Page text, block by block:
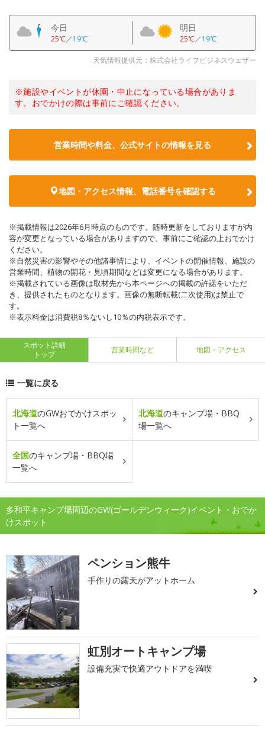
今日
25℃／19℃
明日
25℃／19℃
天気情報提供元：株式会社ライフビジネスウェザー
※施設やイベントが休園・中止になっている場合がありま
す。おでかけの際は事前にご確認ください。
営業時間や料金、公式サイトの情報を見る
地図・アクセス情報、電話番号を確認する
※掲載情報は2026年6月時点のものです。随時更新をしておりますが内
容が変更となっている場合がありますので、事前にご確認の上おでかけ
ください。
※自然災害の影響やその他諸事情により、イベントの開催情報、施設の
営業時間、植物の開花・見頃期間などは変更になる場合があります。
※掲載されている画像は取材先から本ページへの掲載の許諾をいただ
き、提供されたものとなります。画像の無断転載(二次使用)は禁止で
す。
※表示料金は消費税8％ないし10％の内税表示です。
スポット詳細
トップ
営業時間など 地図・アクセス
一覧に戻る
北海道のGWおでかけスポッ
ト一覧へ
北海道のキャンプ場・BBQ
場一覧へ
全国のキャンプ場・BBQ場
一覧へ
多和平キャンプ場周辺のGW(ゴールデンウィーク)イベント・おでか
けスポット
ペンション熊牛
手作りの露天がアットホーム
虹別オートキャンプ場
設備充実で快適アウトドアを満喫